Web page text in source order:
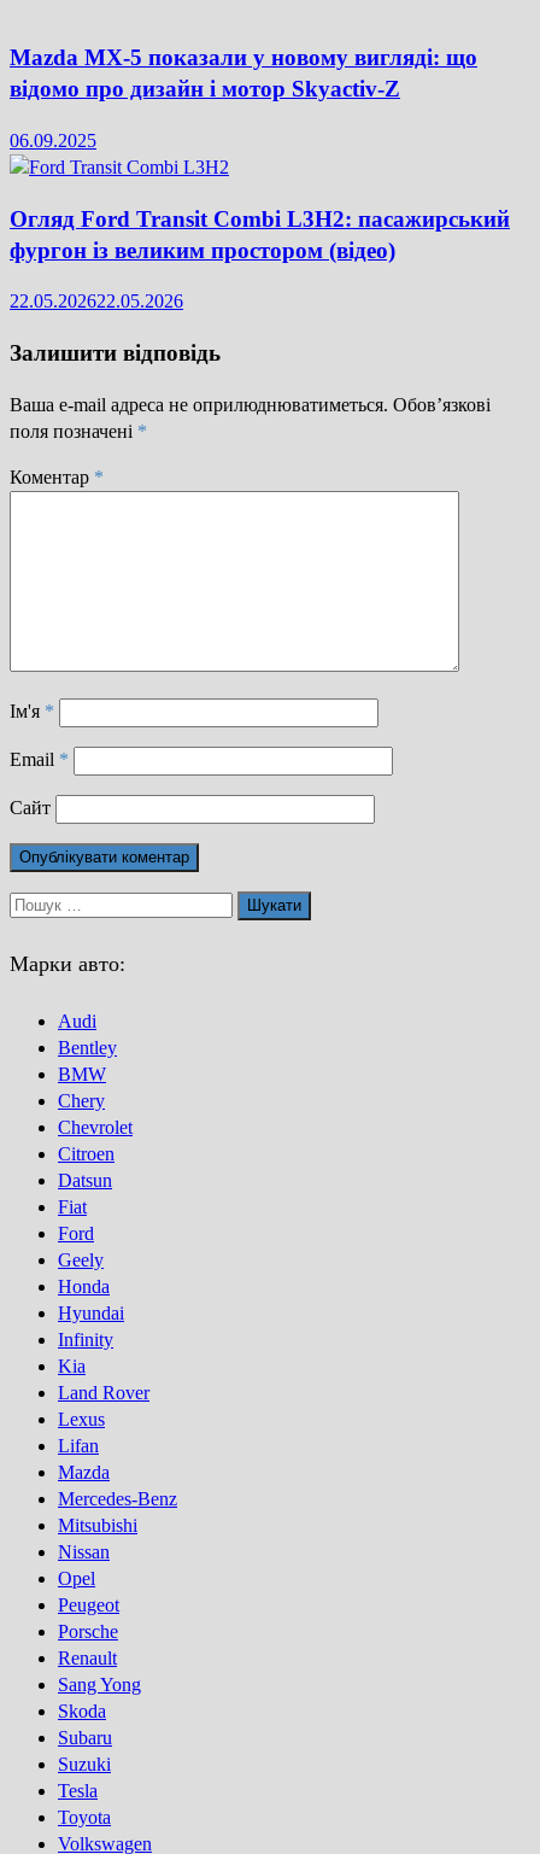
Mazda MX-5 показали у новому вигляді: що
відомо про дизайн і мотор Skyactiv-Z
06.09.2025
Огляд Ford Transit Combi L3H2: пасажирський
фургон із великим простором (відео)
22.05.202622.05.2026
Залишити відповідь
Ваша e-mail адреса не оприлюднюватиметься. Обов’язкові
поля позначені *
Коментар *
Ім'я *
Email *
Сайт
Пошук:
Марки авто:
Audi
Bentley
BMW
Chery
Chevrolet
Citroen
Datsun
Fiat
Ford
Geely
Honda
Hyundai
Infinity
Kia
Land Rover
Lexus
Lifan
Mazda
Mercedes-Benz
Mitsubishi
Nissan
Opel
Peugeot
Porsсhe
Renault
Sang Yong
Skoda
Subaru
Suzuki
Tesla
Toyota
Volkswagen